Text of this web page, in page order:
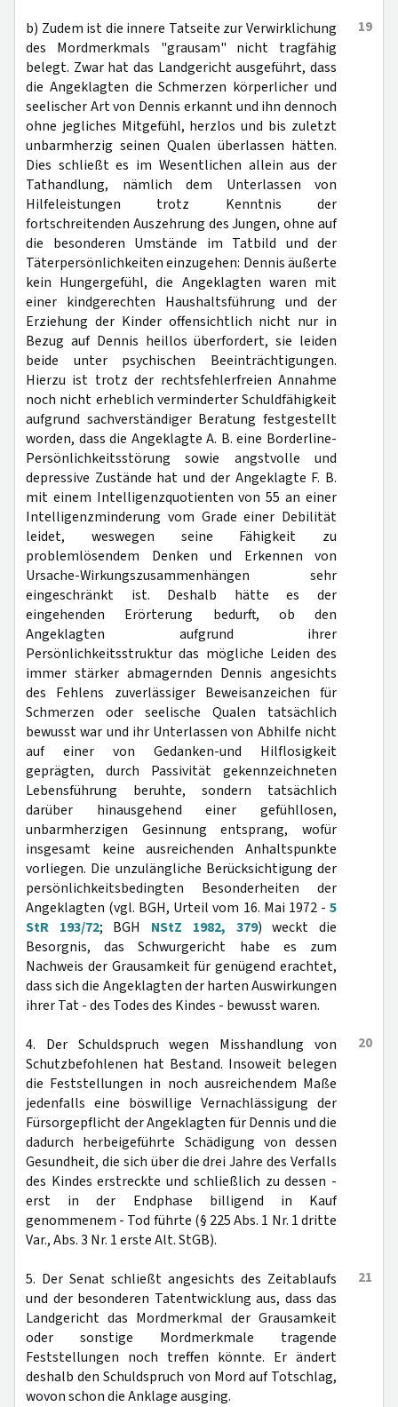
19
b) Zudem ist die innere Tatseite zur Verwirklichung
des Mordmerkmals "grausam" nicht tragfähig
belegt. Zwar hat das Landgericht ausgeführt, dass
die Angeklagten die Schmerzen körperlicher und
seelischer Art von Dennis erkannt und ihn dennoch
ohne jegliches Mitgefühl, herzlos und bis zuletzt
unbarmherzig seinen Qualen überlassen hätten.
Dies schließt es im Wesentlichen allein aus der
Tathandlung, nämlich dem Unterlassen von
Hilfeleistungen trotz Kenntnis der
fortschreitenden Auszehrung des Jungen, ohne auf
die besonderen Umstände im Tatbild und der
Täterpersönlichkeiten einzugehen: Dennis äußerte
kein Hungergefühl, die Angeklagten waren mit
einer kindgerechten Haushaltsführung und der
Erziehung der Kinder offensichtlich nicht nur in
Bezug auf Dennis heillos überfordert, sie leiden
beide unter psychischen Beeinträchtigungen.
Hierzu ist trotz der rechtsfehlerfreien Annahme
noch nicht erheblich verminderter Schuldfähigkeit
aufgrund sachverständiger Beratung festgestellt
worden, dass die Angeklagte A. B. eine Borderline-
Persönlichkeitsstörung sowie angstvolle und
depressive Zustände hat und der Angeklagte F. B.
mit einem Intelligenzquotienten von 55 an einer
Intelligenzminderung vom Grade einer Debilität
leidet, weswegen seine Fähigkeit zu
problemlösendem Denken und Erkennen von
Ursache-Wirkungszusammenhängen sehr
eingeschränkt ist. Deshalb hätte es der
eingehenden Erörterung bedurft, ob den
Angeklagten aufgrund ihrer
Persönlichkeitsstruktur das mögliche Leiden des
immer stärker abmagernden Dennis angesichts
des Fehlens zuverlässiger Beweisanzeichen für
Schmerzen oder seelische Qualen tatsächlich
bewusst war und ihr Unterlassen von Abhilfe nicht
auf einer von Gedanken-und Hilflosigkeit
geprägten, durch Passivität gekennzeichneten
Lebensführung beruhte, sondern tatsächlich
darüber hinausgehend einer gefühllosen,
unbarmherzigen Gesinnung entsprang, wofür
insgesamt keine ausreichenden Anhaltspunkte
vorliegen. Die unzulängliche Berücksichtigung der
persönlichkeitsbedingten Besonderheiten der
Angeklagten (vgl. BGH, Urteil vom 16. Mai 1972 - 5
StR 193/72; BGH NStZ 1982, 379) weckt die
Besorgnis, das Schwurgericht habe es zum
Nachweis der Grausamkeit für genügend erachtet,
dass sich die Angeklagten der harten Auswirkungen
ihrer Tat - des Todes des Kindes - bewusst waren.
20
4. Der Schuldspruch wegen Misshandlung von
Schutzbefohlenen hat Bestand. Insoweit belegen
die Feststellungen in noch ausreichendem Maße
jedenfalls eine böswillige Vernachlässigung der
Fürsorgepflicht der Angeklagten für Dennis und die
dadurch herbeigeführte Schädigung von dessen
Gesundheit, die sich über die drei Jahre des Verfalls
des Kindes erstreckte und schließlich zu dessen -
erst in der Endphase billigend in Kauf
genommenem - Tod führte (§ 225 Abs. 1 Nr. 1 dritte
Var., Abs. 3 Nr. 1 erste Alt. StGB).
21
5. Der Senat schließt angesichts des Zeitablaufs
und der besonderen Tatentwicklung aus, dass das
Landgericht das Mordmerkmal der Grausamkeit
oder sonstige Mordmerkmale tragende
Feststellungen noch treffen könnte. Er ändert
deshalb den Schuldspruch von Mord auf Totschlag,
wovon schon die Anklage ausging.